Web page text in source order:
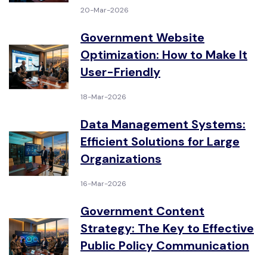
20-Mar-2026
Government Website
Optimization: How to Make It
User-Friendly
18-Mar-2026
Data Management Systems:
Efficient Solutions for Large
Organizations
16-Mar-2026
Government Content
Strategy: The Key to Effective
Public Policy Communication